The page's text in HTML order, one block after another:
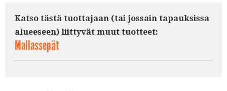
Katso tästä tuottajaan (tai jossain tapauksissa
alueeseen) liittyvät muut tuotteet:
Mallassepät